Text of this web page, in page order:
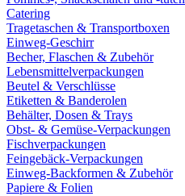
Catering
Tragetaschen & Transportboxen
Einweg-Geschirr
Becher, Flaschen & Zubehör
Lebensmittelverpackungen
Beutel & Verschlüsse
Etiketten & Banderolen
Behälter, Dosen & Trays
Obst- & Gemüse-Verpackungen
Fischverpackungen
Feingebäck-Verpackungen
Einweg-Backformen & Zubehör
Papiere & Folien